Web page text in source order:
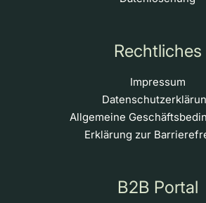
Rechtliches
Impressum
Allgemeine
Erklärung zur
B2B Portal